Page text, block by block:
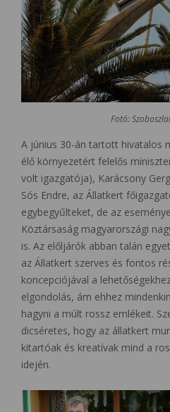
Fotó:
A június 30-án tartott hivatalos
élő környezetért felelős
volt igazgatója), Karácsony
Sós Endre, az Állatkert
egybegyűlteket, de az
Köztársaság magyarországi
is. Az előljárók abban talán
az Állatkert szerves és fontos
koncepciójával a
elgondolás, ám ehhez
hagyni a múlt rossz emlékeit.
dicséretes, hogy az állatkert
kitartóak és kreatívak mind a
idején.